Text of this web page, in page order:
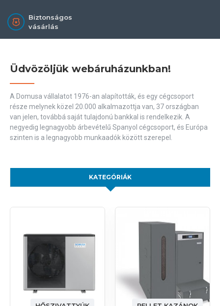
Biztonságos
vásárlás
Üdvözöljük webáruházunkban!
A Domusa vállalatot 1976-an alapították, és egy cégcsoport
része melynek közel 20.000 alkalmazottja van, 37 országban
van jelen, továbbá saját tulajdonú bankkal is rendelkezik. A
negyedig legnagyobb árbevételű Spanyol cégcsoport, és Európa
szinten is a legnagyobb munkaadók között szerepel.
KATEGÓRIÁK